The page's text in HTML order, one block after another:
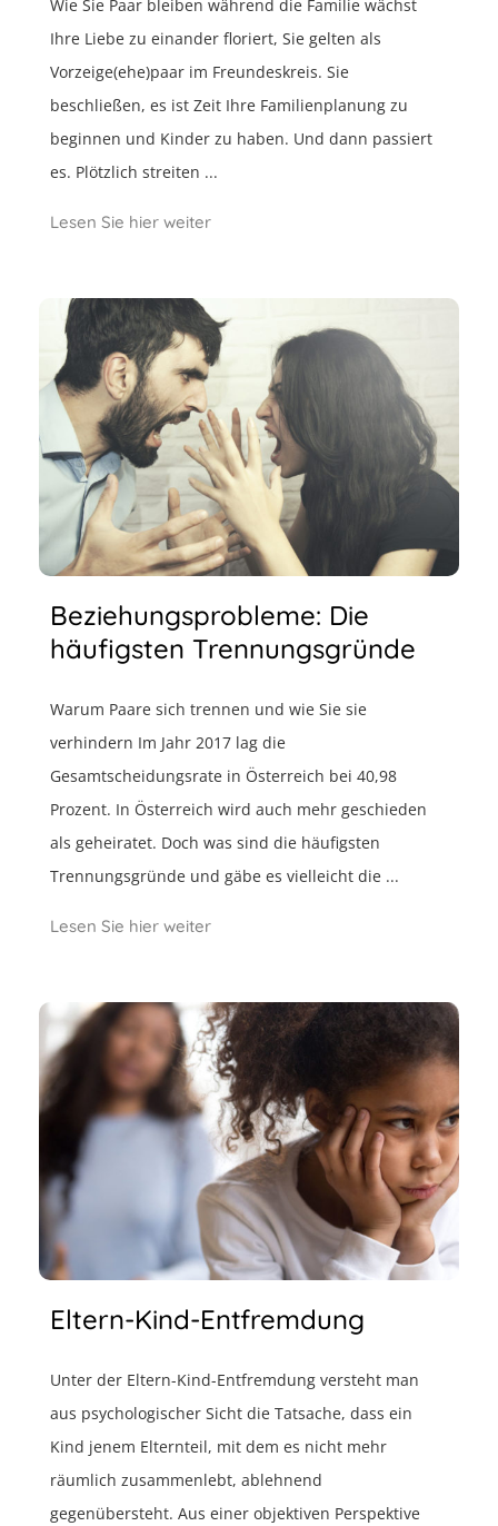
Wie Sie Paar bleiben während die Familie wächst
Ihre Liebe zu einander floriert, Sie gelten als
Vorzeige(ehe)paar im Freundeskreis. Sie
beschließen, es ist Zeit Ihre Familienplanung zu
beginnen und Kinder zu haben. Und dann passiert
es. Plötzlich streiten ...
Lesen Sie hier weiter
Beziehungsprobleme: Die
häufigsten Trennungsgründe
Warum Paare sich trennen und wie Sie sie
verhindern Im Jahr 2017 lag die
Gesamtscheidungsrate in Österreich bei 40,98
Prozent. In Österreich wird auch mehr geschieden
als geheiratet. Doch was sind die häufigsten
Trennungsgründe und gäbe es vielleicht die ...
Lesen Sie hier weiter
Eltern-Kind-Entfremdung
Unter der Eltern-Kind-Entfremdung versteht man
aus psychologischer Sicht die Tatsache, dass ein
Kind jenem Elternteil, mit dem es nicht mehr
räumlich zusammenlebt, ablehnend
gegenübersteht. Aus einer objektiven Perspektive